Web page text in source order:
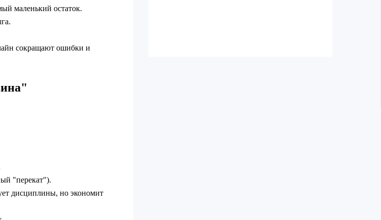
маленький остаток.
сокращают ошибки и
"перекат").
дисциплины, но экономит